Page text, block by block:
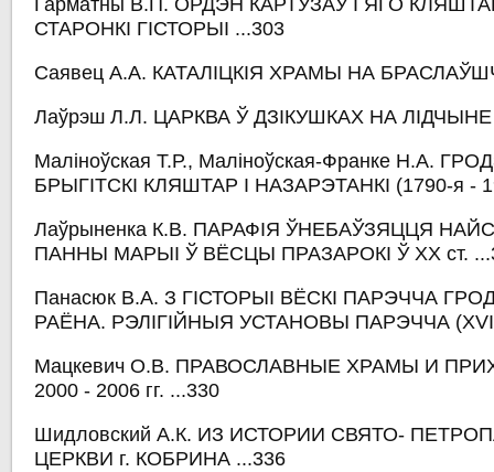
Гарматны В.П. ОРДЭН КАРТУЗАЎ І ЯГО
СТАРОНКІ ГІСТОРЫІ ...303
Саявец А.А. КАТАЛІЦКІЯ ХРАМЫ НА
Лаўрэш Л.Л. ЦАРКВА Ў ДЗІКУШКАХ НА ЛІДЧЫНЕ
Маліноўская Т.Р., Маліноўская-Франке Н.А.
БРЫГІТСКІ КЛЯШТАР І НАЗАРЭТАНКІ (1790-я -
Лаўрыненка К.В. ПАРАФІЯ ЎНЕБАЎЗЯЦЦЯ
ПАННЫ МАРЫІ Ў ВЁСЦЫ ПРАЗАРОКІ Ў XX ст.
Панасюк В.А. З ГІСТОРЫІ ВЁСКІ ПАРЭЧЧА
РАЁНА. РЭЛІГІЙНЫЯ УСТАНОВЫ ПАРЭЧЧА (XVII
Мацкевич О.В. ПРАВОСЛАВНЫЕ ХРАМЫ И
2000 - 2006 гг. ...330
Шидловский А.К. ИЗ ИСТОРИИ СВЯТО-
ЦЕРКВИ г. КОБРИНА ...336